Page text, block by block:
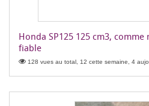
Honda SP125 125 cm3,
fiable
128 vues au total, 12 cette semaine, 4